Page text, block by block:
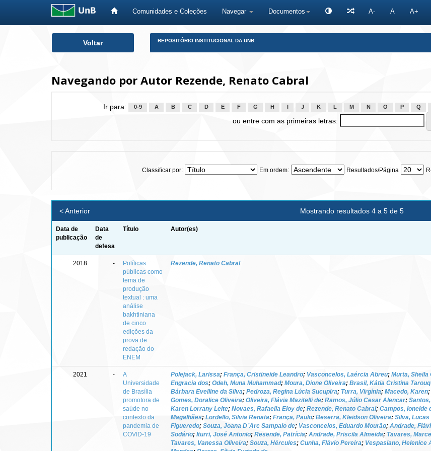
Comunidades e Coleções Navegar Documentos A- A A+
Voltar REPOSITÓRIO INSTITUCIONAL DA UNB
Navegando por Autor Rezende, Renato Cabral
Ir para: 0-9 A B C D E F G H J K L M N O P Q
ou entre com as primeiras letras:
Classificar por: Em ordem: Resultados/Página
Mostrando resultados 4 a 5 de 5
< Anterior
Data de
publicação
Data
de
defesa
Título Autor(es)
2018 -
Políticas
públicas como
tema de
produção
textual : uma
análise
bakhtiniana
de cinco
edições da
prova de
redação do
ENEM
Rezende, Renato Cabral
2021 -
A
Universidade
de Brasília
promotora de
saúde no
contexto da
pandemia de
COVID-19
Polejack, Larissa; França, Cristineide Leandro; Vasconcelos, Laércia Abreu; Murta, Sheila
Engracia dos; Odeh, Muna Muhammad; Moura, Dione Oliveira; Brasil, Kátia Cristina
Bárbara Evelline da Silva; Pedroza, Regina Lúcia Sucupira; Turra, Virgínia; Macedo, Karen;
Gomes, Doralice Oliveira; Oliveira, Flávia Mazitelli de; Ramos, Júlio Cesar Alencar;
Karen Lorrany Leite; Novaes, Rafaella Eloy de; Rezende, Renato Cabral; Campos, Ioneide
Magalhães; Lordello, Silvia Renata; França, Paulo; Beserra, Kleidson Oliveira; Silva, Lucas
Figueredo; Souza, Joana D´Arc Sampaio de; Vasconcelos, Eduardo Mourão; Andrade,
Sodário; Iturri, José Antonio; Resende, Patrícia; Andrade, Priscila Almeida; Tavares,
Tavares, Vanessa Oliveira; Souza, Hércules; Cunha, Flávio Pereira; Vespasiano, Helenice